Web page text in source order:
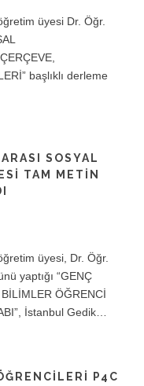
üyesi Dr. Öğr.
başlıklı derleme
SOSYAL
TAM METIN
üyesi, Dr. Öğr.
yaptığı “GENÇ
ÖĞRENCİ
İstanbul Gedik…
P4C